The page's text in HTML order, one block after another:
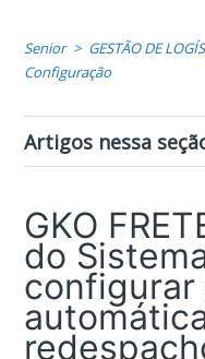
Senior GESTÃO DE
Configuração
Artigos nessa
GKO
do
configurar